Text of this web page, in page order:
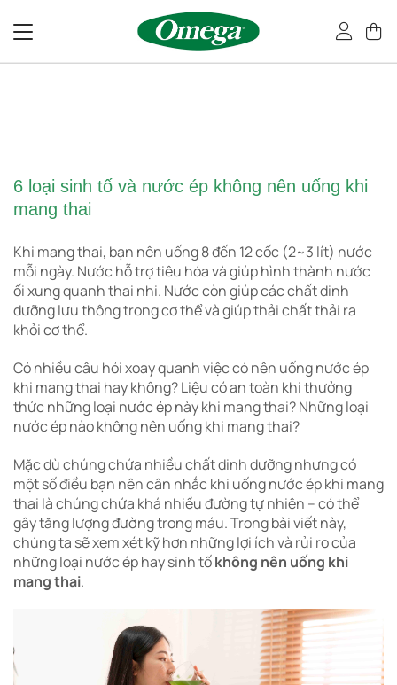
qua
dung
6 loại sinh tố và nước ép không nên uống khi
mang thai
Khi mang thai, bạn nên uống 8 đến 12 cốc (2~3 lít) nước
mỗi ngày. Nước hỗ trợ tiêu hóa và giúp hình thành nước
ối xung quanh thai nhi. Nước còn giúp các chất dinh
dưỡng lưu thông trong cơ thể và giúp thải chất thải ra
khỏi cơ thể.
Có nhiều câu hỏi xoay quanh việc có nên uống nước ép
khi mang thai hay không? Liệu có an toàn khi thưởng
thức những loại nước ép này khi mang thai? Những loại
nước ép nào không nên uống khi mang thai?
Mặc dù chúng chứa nhiều chất dinh dưỡng nhưng có
một số điều bạn nên cân nhắc khi uống nước ép khi mang
thai là chúng chứa khá nhiều đường tự nhiên – có thể
gây tăng lượng đường trong máu. Trong bài viết này,
chúng ta sẽ xem xét kỹ hơn những lợi ích và rủi ro của
những loại nước ép hay sinh tốkhông nên uống khi
mang thai.